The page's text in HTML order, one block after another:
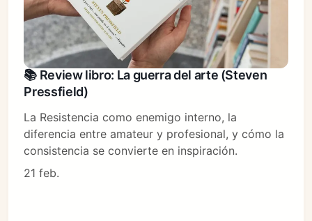
📚 Review libro: La guerra del arte (Steven
Pressfield)
La Resistencia como enemigo interno, la
diferencia entre amateur y profesional, y cómo la
consistencia se convierte en inspiración.
21 feb.